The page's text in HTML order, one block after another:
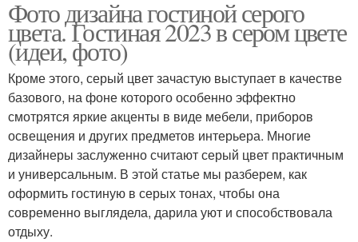
Фото дизайна гостиной серого
цвета. Гостиная 2023 в сером цвете
(идеи, фото)
Кроме этого, серый цвет зачастую выступает в качестве
базового, на фоне которого особенно эффектно
смотрятся яркие акценты в виде мебели, приборов
освещения и других предметов интерьера. Многие
дизайнеры заслуженно считают серый цвет практичным
и универсальным. В этой статье мы разберем, как
оформить гостиную в серых тонах, чтобы она
современно выглядела, дарила уют и способствовала
отдыху.